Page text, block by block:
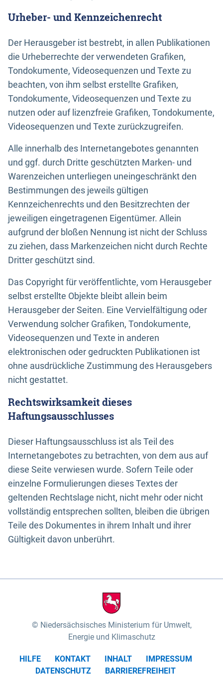
Urheber- und Kennzeichenrecht
Der Herausgeber ist bestrebt, in allen Publikationen
die Urheberrechte der verwendeten Grafiken,
Tondokumente, Videosequenzen und Texte zu
beachten, von ihm selbst erstellte Grafiken,
Tondokumente, Videosequenzen und Texte zu
nutzen oder auf lizenzfreie Grafiken, Tondokumente,
Videosequenzen und Texte zurückzugreifen.
Alle innerhalb des Internetangebotes genannten
und ggf. durch Dritte geschützten Marken- und
Warenzeichen unterliegen uneingeschränkt den
Bestimmungen des jeweils gültigen
Kennzeichenrechts und den Besitzrechten der
jeweiligen eingetragenen Eigentümer. Allein
aufgrund der bloßen Nennung ist nicht der Schluss
zu ziehen, dass Markenzeichen nicht durch Rechte
Dritter geschützt sind.
Das Copyright für veröffentlichte, vom Herausgeber
selbst erstellte Objekte bleibt allein beim
Herausgeber der Seiten. Eine Vervielfältigung oder
Verwendung solcher Grafiken, Tondokumente,
Videosequenzen und Texte in anderen
elektronischen oder gedruckten Publikationen ist
ohne ausdrückliche Zustimmung des Herausgebers
nicht gestattet.
Rechtswirksamkeit dieses
Haftungsausschlusses
Dieser Haftungsausschluss ist als Teil des
Internetangebotes zu betrachten, von dem aus auf
diese Seite verwiesen wurde. Sofern Teile oder
einzelne Formulierungen dieses Textes der
geltenden Rechtslage nicht, nicht mehr oder nicht
vollständig entsprechen sollten, bleiben die übrigen
Teile des Dokumentes in ihrem Inhalt und ihrer
Gültigkeit davon unberührt.
Niedersächsisches Ministerium für Umwelt,
Energie und Klimaschutz
HILFE KONTAKT INHALT
IMPRESSUM
DATENSCHUTZ
BARRIEREFREIHEIT